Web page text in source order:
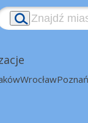
WrocławPoznań